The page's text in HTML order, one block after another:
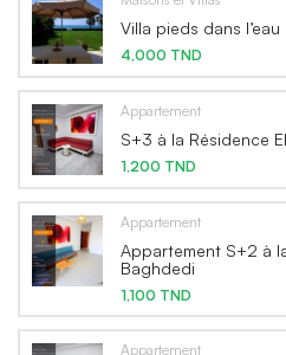
Villa pieds dans
4,000 TND
Appartement
S+3 à la Résidence
1,200 TND
Appartement
Appartement S+2 à
Baghdedi
1,100 TND
Appartement